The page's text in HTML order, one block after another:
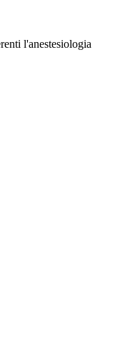
l'anestesiologia